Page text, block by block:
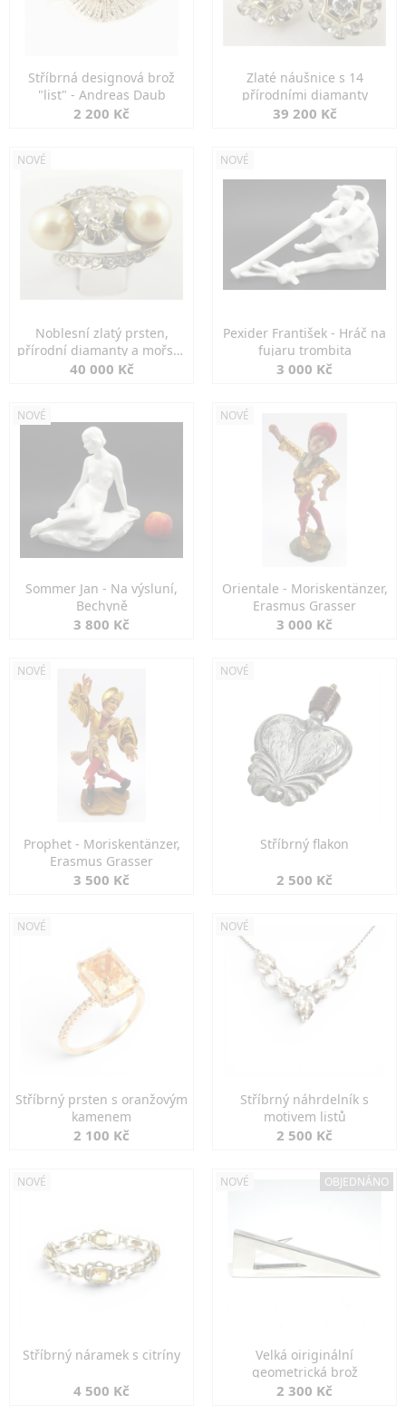
Stříbrná designová brož
"list" - Andreas Daub
2 200 Kč
Zlaté náušnice s 14
přírodními diamanty
39 200 Kč
NOVÉ
Noblesní zlatý prsten,
přírodní diamanty a mořské
perly
40 000 Kč
NOVÉ
Pexider František - Hráč na
fujaru trombita
3 000 Kč
NOVÉ
Sommer Jan - Na výsluní,
Bechyně
3 800 Kč
NOVÉ
Orientale - Moriskentänzer,
Erasmus Grasser
3 000 Kč
NOVÉ
Prophet - Moriskentänzer,
Erasmus Grasser
3 500 Kč
NOVÉ
Stříbrný flakon
2 500 Kč
NOVÉ
Stříbrný prsten s oranžovým
kamenem
2 100 Kč
NOVÉ
Stříbrný náhrdelník s
motivem listů
2 500 Kč
NOVÉ
Stříbrný náramek s citríny
4 500 Kč
NOVÉ OBJEDNÁNO
Velká oiriginální
geometrická brož
2 300 Kč